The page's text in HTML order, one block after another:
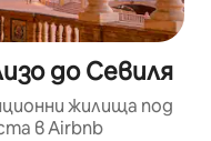
до Севиля
жилища под
в Airbnb